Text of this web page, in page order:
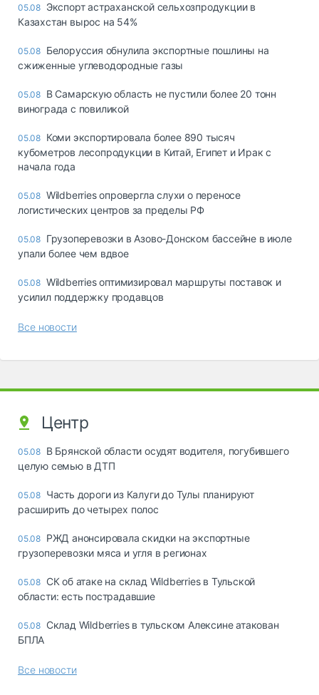
05.08 Экспорт астраханской сельхозпродукции в
Казахстан вырос на 54%
05.08 Белоруссия обнулила экспортные пошлины на
сжиженные углеводородные газы
05.08 В Самарскую область не пустили более 20 тонн
винограда с повиликой
05.08 Коми экспортировала более 890 тысяч
кубометров лесопродукции в Китай, Египет и Ирак с
начала года
05.08 Wildberries опровергла слухи о переносе
логистических центров за пределы РФ
05.08 Грузоперевозки в Азово-Донском бассейне в июле
упали более чем вдвое
05.08 Wildberries оптимизировал маршруты поставок и
усилил поддержку продавцов
Все новости
Центр
05.08 В Брянской области осудят водителя, погубившего
целую семью в ДТП
05.08 Часть дороги из Калуги до Тулы планируют
расширить до четырех полос
05.08 РЖД анонсировала скидки на экспортные
грузоперевозки мяса и угля в регионах
05.08 СК об атаке на склад Wildberries в Тульской
области: есть пострадавшие
05.08 Склад Wildberries в тульском Алексине атакован
БПЛА
Все новости